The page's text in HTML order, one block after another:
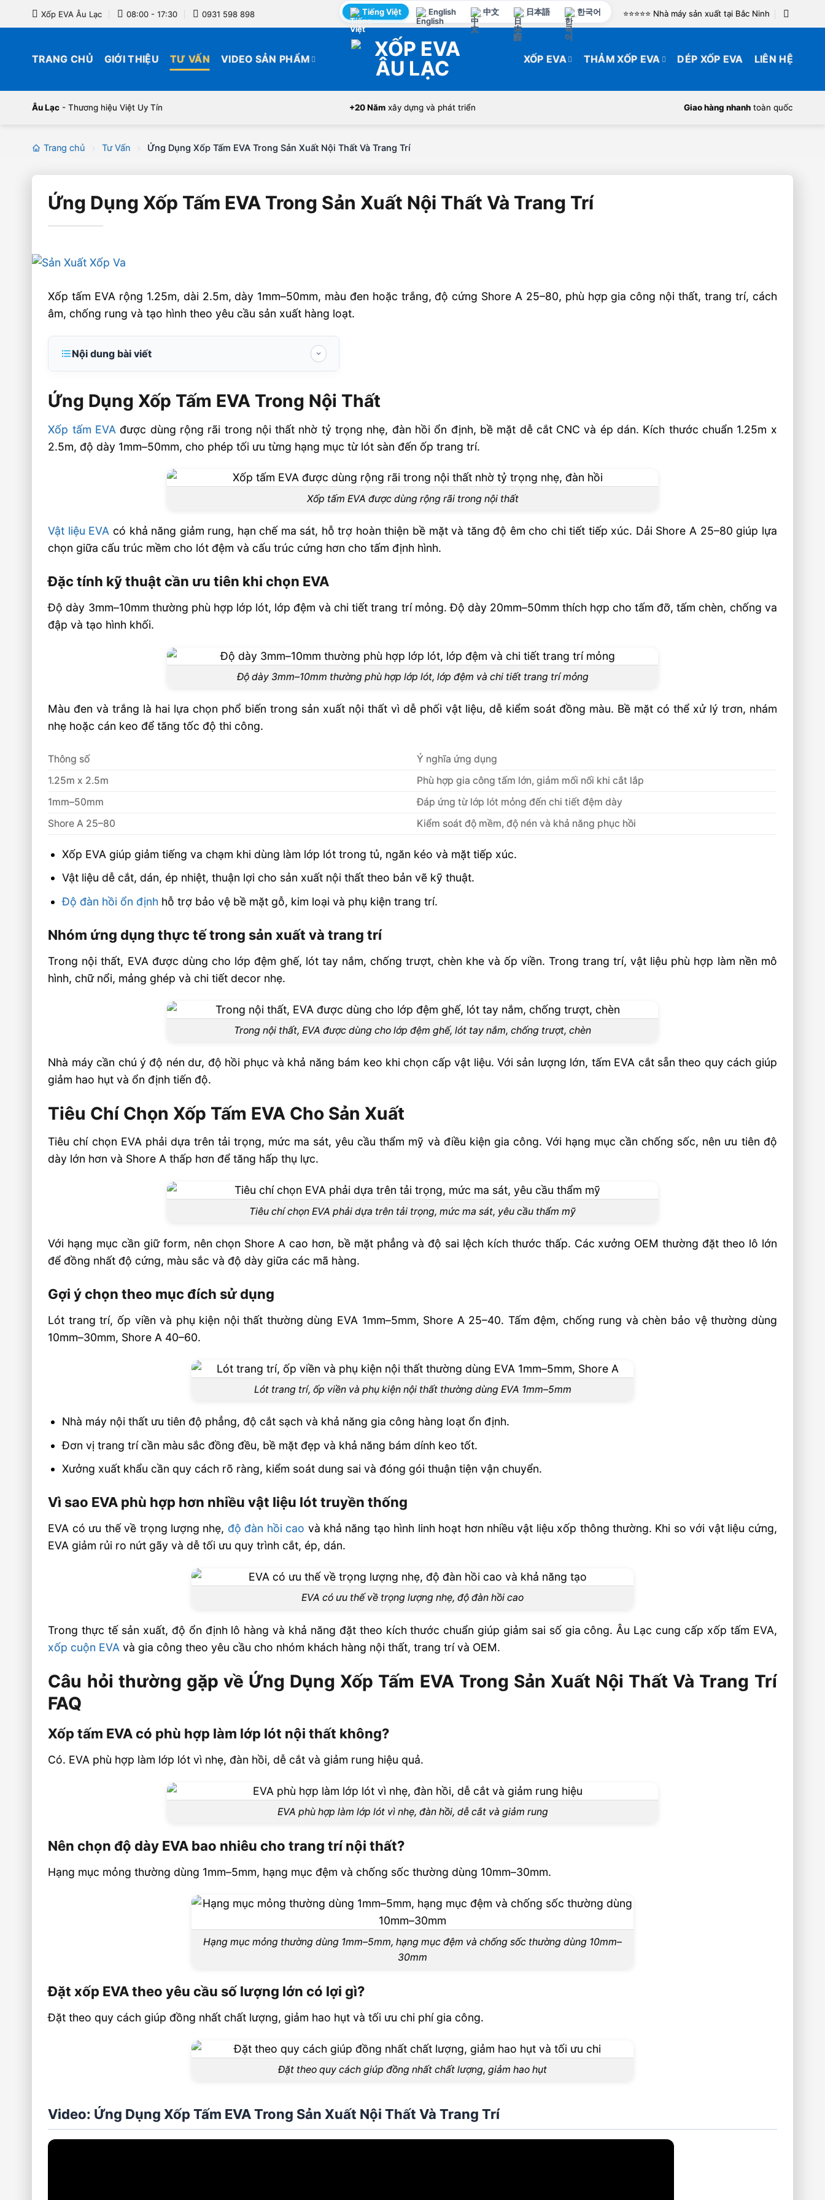
qua
Xốp EVA Âu Lạc 08:00 - 17:30 0931 598 898 Tiếng Việt English 中文 日本語 한국어 ⭐️⭐️⭐️⭐️⭐️ Nhà máy sản xuất tại Bắc Ninh
TRANG CHỦ GIỚI THIỆU TƯ VẤN VIDEO SẢN PHẨM XỐP EVA THẢM XỐP EVA DÉP XỐP EVA LIÊN HỆ
Âu Lạc - Thương hiệu Việt Uy Tín +20 Năm xây dựng và phát triển Giao hàng nhanh toàn quốc
Trang chủ Tư Vấn Ứng Dụng Xốp Tấm EVA Trong Sản Xuất Nội Thất Và Trang Trí
Ứng Dụng Xốp Tấm EVA Trong Sản Xuất Nội Thất Và Trang Trí
Xốp tấm EVA rộng 1.25m, dài 2.5m, dày 1mm–50mm, màu đen hoặc trắng, độ cứng Shore A 25–80, phù hợp gia công nội thất, trang trí, cách
âm, chống rung và tạo hình theo yêu cầu sản xuất hàng loạt.
Nội dung bài viết
Đặc tính kỹ thuật cần ưu tiên khi chọn EVA
Nhóm ứng dụng thực tế trong sản xuất và trang trí
Tiêu Chí Chọn Xốp Tấm EVA Cho Sản Xuất
Gợi ý chọn theo mục đích sử dụng
Vì sao EVA phù hợp hơn nhiều vật liệu lót truyền
Câu hỏi thường gặp về Ứng Dụng Xốp Tấm EVA Trong
Sản Xuất Nội Thất Và Trang Trí FAQ
Nên chọn độ dày EVA bao nhiêu cho trang trí nội
thất?
Đặt xốp EVA theo yêu cầu số lượng lớn có lợi gì?
Video: Ứng Dụng Xốp Tấm EVA Trong Sản Xuất Nội
🏭 Sản xuất và phân phối toàn quốc
🎯 Liên hệ mua hàng
Ứng Dụng Xốp Tấm EVA Trong Nội Thất
Xốp tấm EVA được dùng rộng rãi trong nội thất nhờ tỷ trọng nhẹ, đàn hồi ổn định, bề mặt dễ cắt CNC và ép dán. Kích thước chuẩn 1.25m x
2.5m, độ dày 1mm–50mm, cho phép tối ưu từng hạng mục từ lót sàn đến ốp trang trí.
Xốp tấm EVA được dùng rộng rãi trong nội thất
Vật liệu EVA có khả năng giảm rung, hạn chế ma sát, hỗ trợ hoàn thiện bề mặt và tăng độ êm cho chi tiết tiếp xúc. Dải Shore A 25–80 giúp lựa
chọn giữa cấu trúc mềm cho lót đệm và cấu trúc cứng hơn cho tấm định hình.
Đặc tính kỹ thuật cần ưu tiên khi chọn EVA
Độ dày 3mm–10mm thường phù hợp lớp lót, lớp đệm và chi tiết trang trí mỏng. Độ dày 20mm–50mm thích hợp cho tấm đỡ, tấm chèn, chống va
đập và tạo hình khối.
Độ dày 3mm–10mm thường phù hợp lớp lót, lớp đệm và chi tiết trang trí mỏng
Màu đen và trắng là hai lựa chọn phổ biến trong sản xuất nội thất vì dễ phối vật liệu, dễ kiểm soát đồng màu. Bề mặt có thể xử lý trơn, nhám
nhẹ hoặc cán keo để tăng tốc độ thi công.
Thông số
Ý nghĩa ứng dụng
1.25m x 2.5m
Phù hợp gia công tấm lớn, giảm mối nối khi cắt lắp
1mm–50mm
Đáp ứng từ lớp lót mỏng đến chi tiết đệm dày
Shore A 25–80
Kiểm soát độ mềm, độ nén và khả năng phục hồi
Xốp EVA giúp giảm tiếng va chạm khi dùng làm lớp lót trong tủ, ngăn kéo và mặt tiếp xúc.
Vật liệu dễ cắt, dán, ép nhiệt, thuận lợi cho sản xuất nội thất theo bản vẽ kỹ thuật.
Độ đàn hồi ổn định hỗ trợ bảo vệ bề mặt gỗ, kim loại và phụ kiện trang trí.
Nhóm ứng dụng thực tế trong sản xuất và trang trí
Trong nội thất, EVA được dùng cho lớp đệm ghế, lót tay nắm, chống trượt, chèn khe và ốp viền. Trong trang trí, vật liệu phù hợp làm nền mô
hình, chữ nổi, mảng ghép và chi tiết decor nhẹ.
Trong nội thất, EVA được dùng cho lớp đệm ghế, lót tay nắm, chống trượt, chèn
Nhà máy cần chú ý độ nén dư, độ hồi phục và khả năng bám keo khi chọn cấp vật liệu. Với sản lượng lớn, tấm EVA cắt sẵn theo quy cách giúp
giảm hao hụt và ổn định tiến độ.
Tiêu Chí Chọn Xốp Tấm EVA Cho Sản Xuất
Tiêu chí chọn EVA phải dựa trên tải trọng, mức ma sát, yêu cầu thẩm mỹ và điều kiện gia công. Với hạng mục cần chống sốc, nên ưu tiên độ
dày lớn hơn và Shore A thấp hơn để tăng hấp thụ lực.
Tiêu chí chọn EVA phải dựa trên tải trọng, mức ma sát, yêu cầu thẩm mỹ
Với hạng mục cần giữ form, nên chọn Shore A cao hơn, bề mặt phẳng và độ sai lệch kích thước thấp. Các xưởng OEM thường đặt theo lô lớn
để đồng nhất độ cứng, màu sắc và độ dày giữa các mã hàng.
Gợi ý chọn theo mục đích sử dụng
Lót trang trí, ốp viền và phụ kiện nội thất thường dùng EVA 1mm–5mm, Shore A 25–40. Tấm đệm, chống rung và chèn bảo vệ thường dùng
10mm–30mm, Shore A 40–60.
Lót trang trí, ốp viền và phụ kiện nội thất thường dùng EVA 1mm–5mm
Nhà máy nội thất ưu tiên độ phẳng, độ cắt sạch và khả năng gia công hàng loạt ổn định.
Đơn vị trang trí cần màu sắc đồng đều, bề mặt đẹp và khả năng bám dính keo tốt.
Xưởng xuất khẩu cần quy cách rõ ràng, kiểm soát dung sai và đóng gói thuận tiện vận chuyển.
Vì sao EVA phù hợp hơn nhiều vật liệu lót truyền thống
EVA có ưu thế về trọng lượng nhẹ, độ đàn hồi cao và khả năng tạo hình linh hoạt hơn nhiều vật liệu xốp thông thường. Khi so với vật liệu cứng,
EVA giảm rủi ro nứt gãy và dễ tối ưu quy trình cắt, ép, dán.
EVA có ưu thế về trọng lượng nhẹ, độ đàn hồi cao
Trong thực tế sản xuất, độ ổn định lô hàng và khả năng đặt theo kích thước chuẩn giúp giảm sai số gia công. Âu Lạc cung cấp xốp tấm EVA,
xốp cuộn EVA và gia công theo yêu cầu cho nhóm khách hàng nội thất, trang trí và OEM.
Câu hỏi thường gặp về Ứng Dụng Xốp Tấm EVA Trong Sản Xuất Nội Thất Và Trang Trí
FAQ
Xốp tấm EVA có phù hợp làm lớp lót nội thất không?
Có. EVA phù hợp làm lớp lót vì nhẹ, đàn hồi, dễ cắt và giảm rung hiệu quả.
EVA phù hợp làm lớp lót vì nhẹ, đàn hồi, dễ cắt và giảm rung
Nên chọn độ dày EVA bao nhiêu cho trang trí nội thất?
Hạng mục mỏng thường dùng 1mm–5mm, hạng mục đệm và chống sốc thường dùng 10mm–30mm.
Hạng mục mỏng thường dùng 1mm–5mm, hạng mục đệm và chống sốc thường dùng 10mm–
30mm
Đặt xốp EVA theo yêu cầu số lượng lớn có lợi gì?
Đặt theo quy cách giúp đồng nhất chất lượng, giảm hao hụt và tối ưu chi phí gia công.
Đặt theo quy cách giúp đồng nhất chất lượng, giảm hao hụt
Video: Ứng Dụng Xốp Tấm EVA Trong Sản Xuất Nội Thất Và Trang Trí